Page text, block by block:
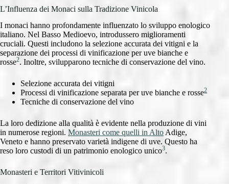
L’Influenza dei Monaci sulla Tradizione Vinicola
I monaci hanno profondamente influenzato lo sviluppo enologico
italiano. Nel Basso Medioevo, introdussero miglioramenti
cruciali. Questi includono la selezione accurata dei vitigni e la
separazione dei processi di vinificazione per uve bianche e
rosse2. Inoltre, svilupparono tecniche di conservazione del vino.
Selezione accurata dei vitigni
Processi di vinificazione separata per uve bianche e rosse2
Tecniche di conservazione del vino
La loro dedizione alla qualità è evidente nella produzione di vini
in numerose regioni. Monasteri come quelli in AltoAdige,
Veneto e hanno preservato varietà indigene di uve. Questo ha
reso loro custodi di un patrimonio enologico unico3.
Monasteri e Territori Vitivinicoli